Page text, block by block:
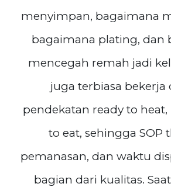
menyimpan, bagaimana
bagaimana plating, dan
mencegah remah jadi
juga terbiasa bekerja
pendekatan ready to
to eat, sehingga SOP
pemanasan, dan waktu
bagian dari kualitas.